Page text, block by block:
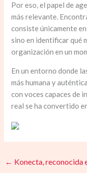
Por eso, el papel de
más relevante.
consiste únicamente
sino en identificar qué
organización en un
En un entorno donde
más humana y
con voces capaces de
real se ha convertido
← Konecta, reconocida